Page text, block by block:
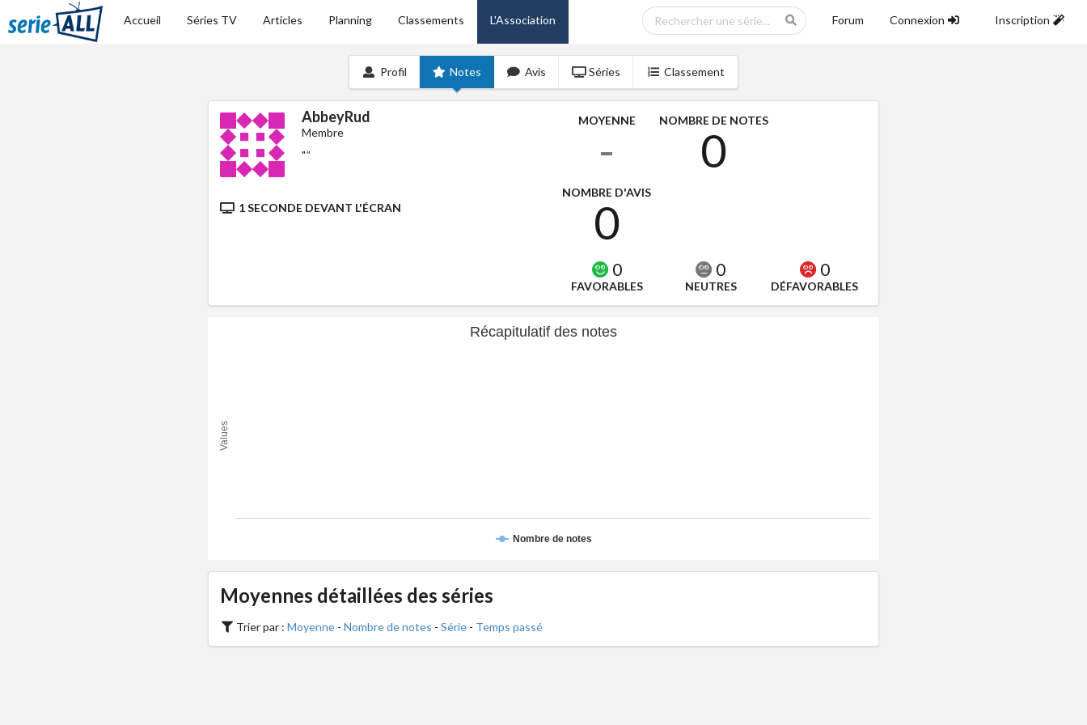
Accueil Séries TV Articles Planning Classements L'Association Forum Connexion Inscription
Profil Notes Avis Séries Classement
AbbeyRud
Membre
""
1 SECONDE DEVANT L'ÉCRAN
MOYENNE
-
NOMBRE DE NOTES
0
NOMBRE D'AVIS
0
0
FAVORABLES
0
NEUTRES
0
DÉFAVORABLES
Values
Récapitulatif des notes
Nombre de notes
Moyennes détaillées des séries
Trier par :Moyenne -Nombre de notes -Série - Temps passé